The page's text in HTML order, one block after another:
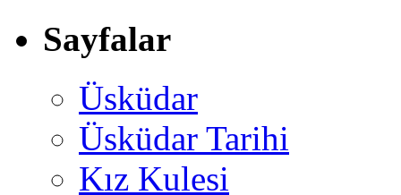
Sayfalar
Üsküdar
Üsküdar Tarihi
Kız Kulesi